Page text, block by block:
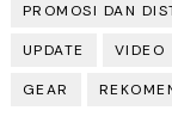
PROMOSI DAN
UPDATE VIDEO
GEAR